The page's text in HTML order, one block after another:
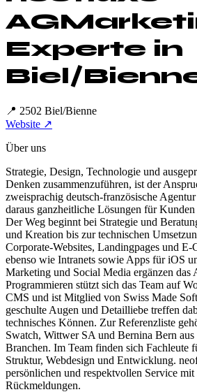
AG
Experte in
Biel/
📍 2502 Biel/Bienne
Website ↗
Über uns
Strategie, Design, Technologie und
Denken zusammenzuführen, ist der
zweisprachig deutsch-französische
daraus ganzheitliche Lösungen für
Der Weg beginnt bei Strategie und
und Kreation bis zur technischen
Corporate-Websites, Landingpages und E-
ebenso wie Intranets sowie Apps für iOS
Marketing und Social Media ergänzen das
Programmieren stützt sich das Team auf
CMS und ist Mitglied von Swiss Made
geschulte Augen und Detailliebe treffen
technisches Können. Zur Referenzliste
Swatch, Wittwer SA und Bernina Bern aus
Branchen. Im Team finden sich Fachleute
Struktur, Webdesign und Entwicklung.
persönlichen und respektvollen Service mit
Rückmeldungen.